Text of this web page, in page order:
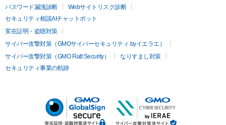
パスワード漏洩診断
Webサイトリスク診断
セキュリティ相談AIチャットボット
実在証明・盗聴対策
サイバー攻撃対策（GMOサイバーセキュリティ byイエラエ）
サイバー攻撃対策（GMO Flatt Security）
なりすまし対策
セキュリティ事業の軌跡